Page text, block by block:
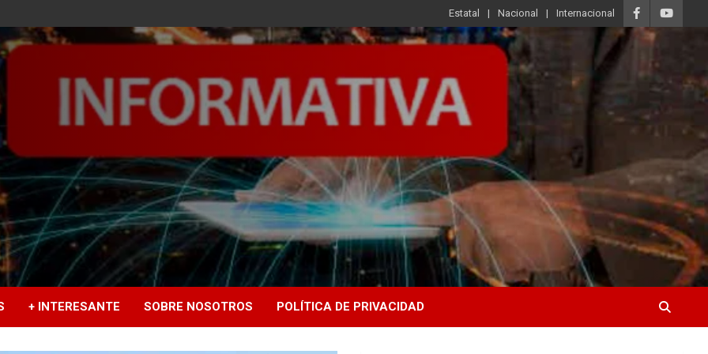
Estatal Nacional Internacional
+ INTERESANTE SOBRE NOSOTROS POLÍTICA DE PRIVACIDAD